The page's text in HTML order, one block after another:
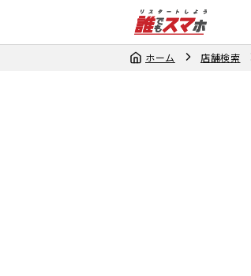
ホーム 店舗検索